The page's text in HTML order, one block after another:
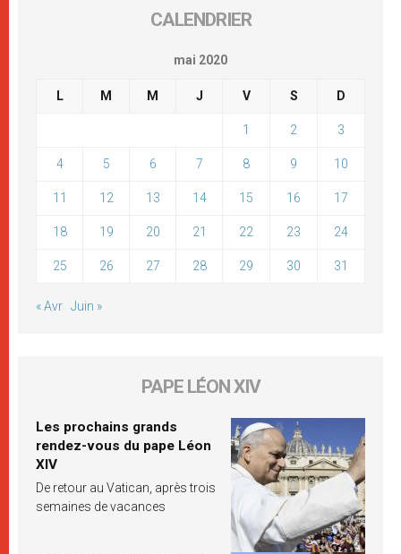
CALENDRIER
mai 2020
L M M J V S D
1 2 3
4 5 6 7 8 9 10
11 12 13 14 15 16 17
18 19 20 21 22 23 24
25 26 27 28 29 30 31
« Avr Juin »
PAPE LÉON XIV
Les prochains grands
rendez-vous du pape Léon
XIV
De retour au Vatican, après trois
semaines de vacances